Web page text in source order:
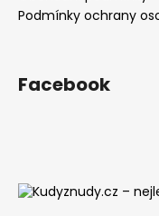
Podmínky ochrany
Facebook